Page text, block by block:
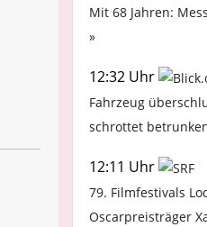
Mit 68 Jahren:
»
12:32 Uhr
Fahrzeug
schrottet
12:11 Uhr
79. Filmfestivals
Oscarpreisträger